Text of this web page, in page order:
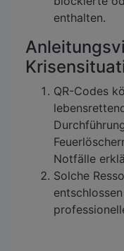
enthalten.
QR-Codes
Notfälle
Solche